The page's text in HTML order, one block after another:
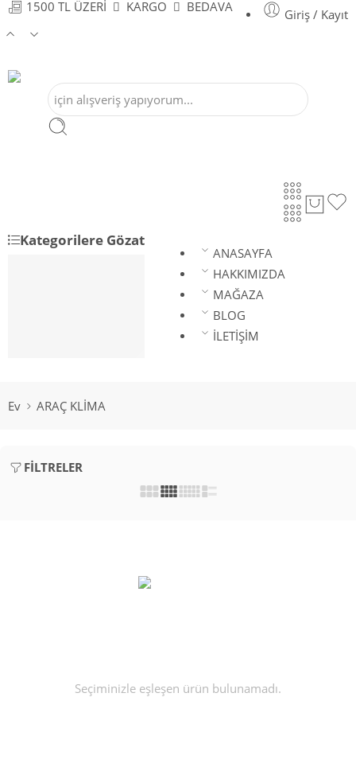
1500 TL ÜZERİ KARGO BEDAVA
Giriş / Kayıt
Kategorilere Gözat
ANASAYFA
HAKKIMIZDA
MAĞAZA
BLOG
İLETİŞİM
Ev ARAÇ KLİMA
FILTRELER
Seçiminizle eşleşen ürün bulunamadı.